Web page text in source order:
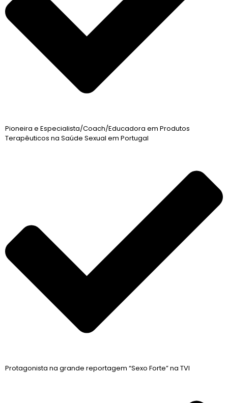
Pioneira e Especialista/Coach/Educadora em Produtos
Terapêuticos na Saúde Sexual em Portugal
Protagonista na grande reportagem “Sexo Forte” na TVI